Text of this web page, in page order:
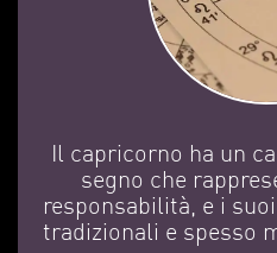
Il capricorno ha un
segno che
responsabilità, e i
tradizionali e spesso